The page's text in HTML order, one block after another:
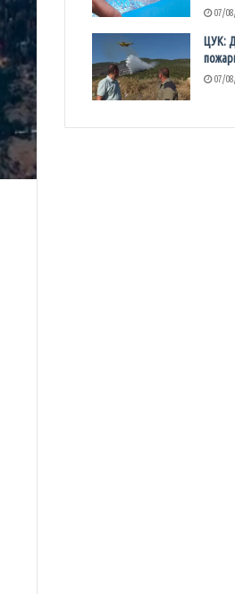
07/
ЦУК:
07/